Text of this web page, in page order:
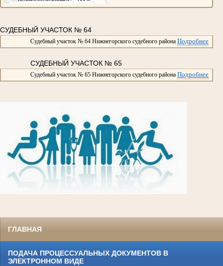
СУДЕБНЫЙ УЧАСТОК № 64
Судебный участок № 64 Нижнегорского судебного района Подробнее
СУДЕБНЫЙ УЧАСТОК № 65
Судебный участок № 65 Нижнегорского судебного района Подробнее
ГЛАВНАЯ
ПОДАЧА ПРОЦЕССУАЛЬНЫХ ДОКУМЕНТОВ В
ЭЛЕКТРОННОМ ВИДЕ